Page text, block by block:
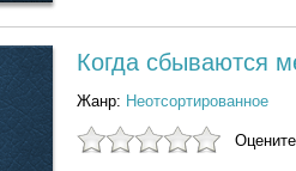
Когда сбываются
Жанр: Неотсортированное